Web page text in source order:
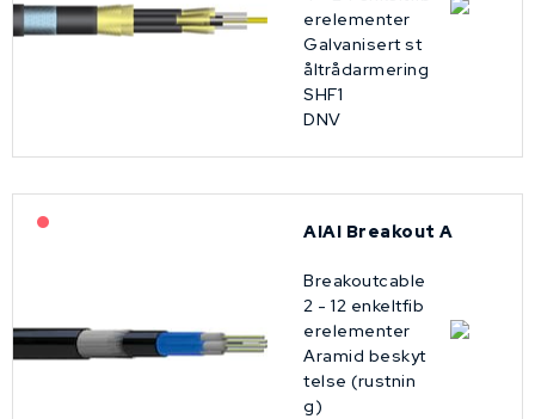
erelementer
Galvanisert st
åltrådarmering
SHF1
DNV
AIAI Breakout A
Breakoutcable
2 - 12 enkeltfib
erelementer
Aramid beskyt
telse (rustnin
g)